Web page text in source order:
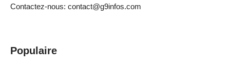
Contactez-nous: contact@g9infos.com
Populaire